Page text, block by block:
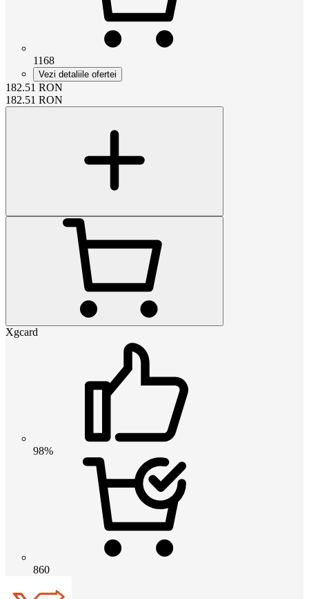
1168
Vezi detaliile ofertei
182.51 RON
182.51 RON
Xgcard
98%
860